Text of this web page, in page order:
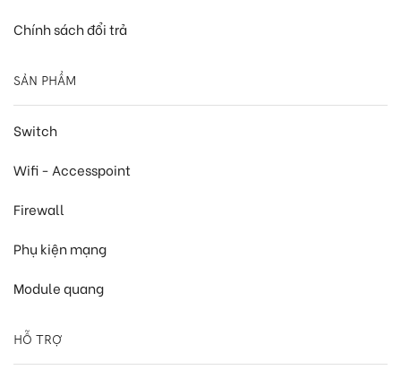
Chính sách đổi trả
SẢN PHẨM
Switch
Wifi - Accesspoint
Firewall
Phụ kiện mạng
Module quang
HỖ TRỢ